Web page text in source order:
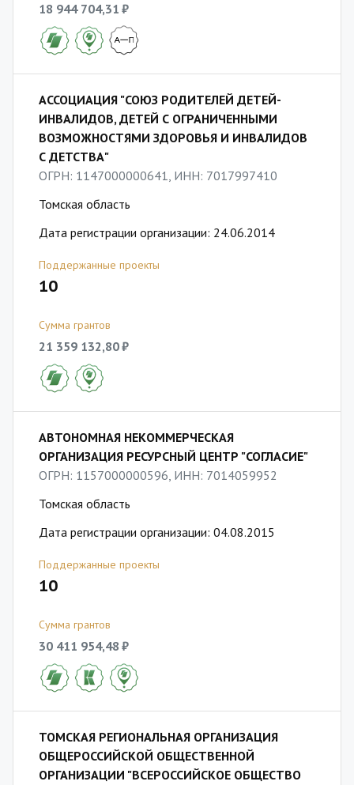
18 944 704,31 ₽
АССОЦИАЦИЯ "СОЮЗ РОДИТЕЛЕЙ ДЕТЕЙ-
ИНВАЛИДОВ, ДЕТЕЙ С ОГРАНИЧЕННЫМИ
ВОЗМОЖНОСТЯМИ ЗДОРОВЬЯ И ИНВАЛИДОВ
С ДЕТСТВА"
ОГРН: 1147000000641, ИНН: 7017997410
Томская область
Дата регистрации организации: 24.06.2014
Поддержанные проекты
10
Сумма грантов
21 359 132,80 ₽
АВТОНОМНАЯ НЕКОММЕРЧЕСКАЯ
ОРГАНИЗАЦИЯ РЕСУРСНЫЙ ЦЕНТР "СОГЛАСИЕ"
ОГРН: 1157000000596, ИНН: 7014059952
Томская область
Дата регистрации организации: 04.08.2015
Поддержанные проекты
10
Сумма грантов
30 411 954,48 ₽
ТОМСКАЯ РЕГИОНАЛЬНАЯ ОРГАНИЗАЦИЯ
ОБЩЕРОССИЙСКОЙ ОБЩЕСТВЕННОЙ
ОРГАНИЗАЦИИ "ВСЕРОССИЙСКОЕ ОБЩЕСТВО